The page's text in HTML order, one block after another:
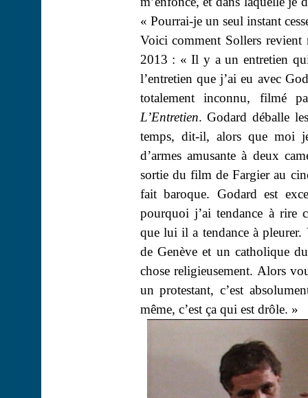
« Pourrai-je un seul instant
Voici comment Sollers revient
2013 : « Il y a un entretien
l’entretien que j’ai eu avec
totalement inconnu, filmé
L’Entretien. Godard déballe
temps, dit-il, alors que moi
d’armes amusante à deux
sortie du film deFargierau
fait baroque. Godard est
pourquoi j’ai tendance à rire
que lui il a tendance à pleurer.
de Genève et un catholique
chose religieusement. Alors
un protestant, c’est
même, c’est ça qui est drôle. »